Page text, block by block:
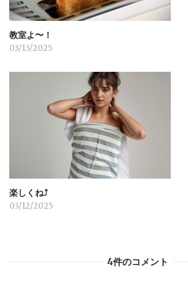
教室よ〜！
03/13/2025
楽しくね⤴︎
03/12/2025
4件のコメント